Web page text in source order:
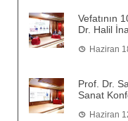
Vefatının
Dr. Halil
Haziran
Prof. Dr.
Sanat
Haziran